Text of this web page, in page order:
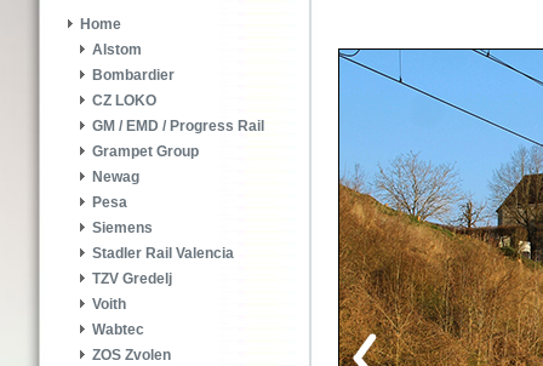
Home
Alstom
Bombardier
CZ LOKO
GM / EMD / Progress Rail
Grampet Group
Newag
Pesa
Siemens
Stadler Rail Valencia
TZV Gredelj
Voith
Wabtec
ZOS Zvolen